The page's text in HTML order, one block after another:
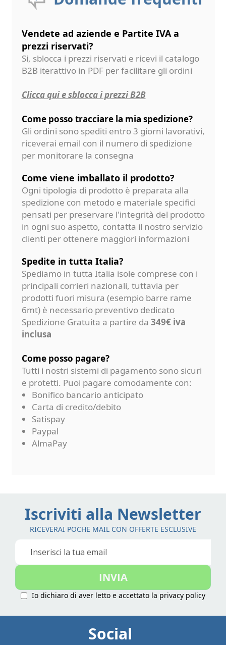
Vendete ad aziende e Partite IVA a
prezzi riservati?
Si, sblocca i prezzi riservati e ricevi il catalogo
B2B iterattivo in PDF per facilitare gli ordini
Clicca qui e sblocca i prezzi B2B
Come posso tracciare la mia spedizione?
Gli ordini sono spediti entro 3 giorni lavorativi,
riceverai email con il numero di spedizione
per monitorare la consegna
Come viene imballato il prodotto?
Ogni tipologia di prodotto è preparata alla
spedizione con metodo e materiale specifici
pensati per preservare l'integrità del prodotto
in ogni suo aspetto, contatta il nostro servizio
clienti per ottenere maggiori informazioni
Spedite in tutta Italia?
Spediamo in tutta Italia isole comprese con i
principali corrieri nazionali, tuttavia per
prodotti fuori misura (esempio barre rame
6mt) è necessario preventivo dedicato
Spedizione Gratuita a partire da 349€ iva
inclusa
Come posso pagare?
Tutti i nostri sistemi di pagamento sono sicuri
e protetti. Puoi pagare comodamente con:
Bonifico bancario anticipato
Carta di credito/debito
Satispay
Paypal
AlmaPay
Iscriviti alla Newsletter
RICEVERAI POCHE MAIL CON OFFERTE ESCLUSIVE
Iscriviti
nostra
INVIA
Io dichiaro di aver letto e accettato la privacy policy
Social